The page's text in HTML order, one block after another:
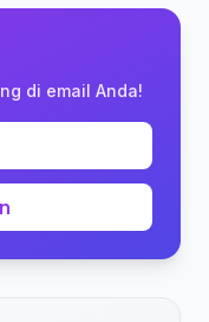
di email Anda!